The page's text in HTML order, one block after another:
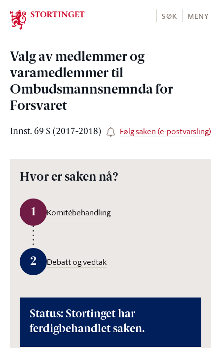
Stortinget.no
SØK MENY
Valg av medlemmer og
varamedlemmer til
Ombudsmannsnemnda for
Forsvaret
Innst. 69 S (2017-2018) Følg saken (e-postvarsling)
Hvor er saken nå?
1 Komitébehandling
2 Debatt og vedtak
Status: Stortinget har
ferdigbehandlet saken.